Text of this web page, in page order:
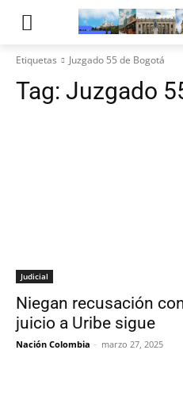
Etiquetas Juzgado 55 de Bogotá
Tag: Juzgado
Judicial
Niegan recusación
juicio a Uribe sigue
Nación Colombia - marzo 27, 2025